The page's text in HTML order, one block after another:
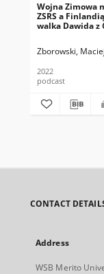
Wojna Zimowa
ZSRS a
walka Dawida z
Zborowski, Maciej
2022
podcast
CONTACT
Address
WSB Merito